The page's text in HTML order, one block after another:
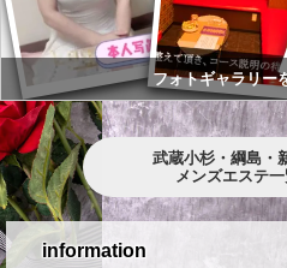
フォトギャラリー
武蔵小杉・綱島・
メンズエステ
information